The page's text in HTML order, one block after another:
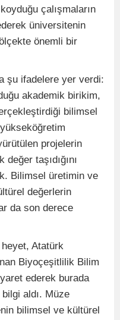
çalışmaların
üniversitenin
önemli bir
şu ifadelere yer verdi:
akademik birikim,
bilimsel
projelerin
taşıdığını
Bilimsel üretimin ve
değerlerin
da son derece
Atatürk
Biyoçeşitlilik Bilim
ederek burada
aldı. Müze
bilimsel ve kültürel